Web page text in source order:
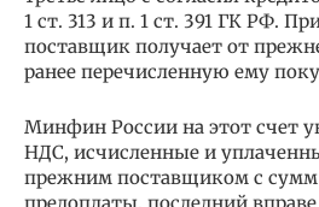
1 ст. 313 и п. 1 ст. 391 ГК РФ.
поставщик получает от
ранее перечисленную ему
Минфин России на этот счет
НДС, исчисленные и
прежним поставщиком с